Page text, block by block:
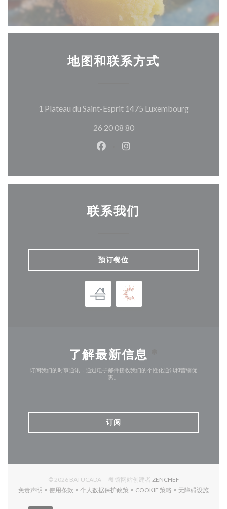
地图和联系方式
1 Plateau du Saint-Esprit 1475 Luxembourg((在新窗
26 20 08 80
Facebook ((在新窗口中打开))
Instagram ((在新窗口中
联系我们
预订餐位
了解最新信息
订阅我们的时事通讯，通过电子邮件接收我们的个性化通讯和营销优
惠。
订阅
© 2026 BATUCADA — 餐馆网站创建者 ZENCHEF((在新窗口中打开
免责声明
((在新窗口中打开))
使用条款
((在新窗口中打开))
个人数据保护政策
((在新窗口中打开))
COOKIE 策略
((在新窗口中打开))
无障碍设施
((在新窗口